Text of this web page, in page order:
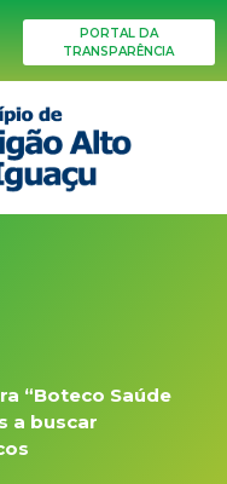
PORTAL DA
TRANSPARÊNCIA
“Boteco Saúde
a buscar